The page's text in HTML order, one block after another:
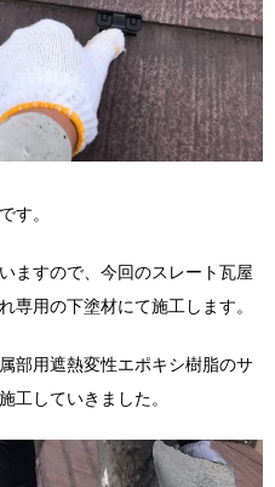
す。
ますので、今回のスレート瓦屋
専用の下塗材にて施工します。
部用遮熱変性エポキシ樹脂のサ
工していきました。